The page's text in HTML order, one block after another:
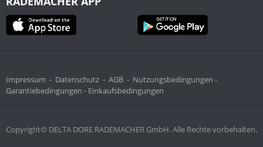
Copyright© DELTA DORE RADEMACHER GmbH. Alle Rechte vorbehalten.
Impressum - Datenschutz - AGB - Nutzungsbedingungen -
Garantiebedingungen - Einkaufsbedingungen